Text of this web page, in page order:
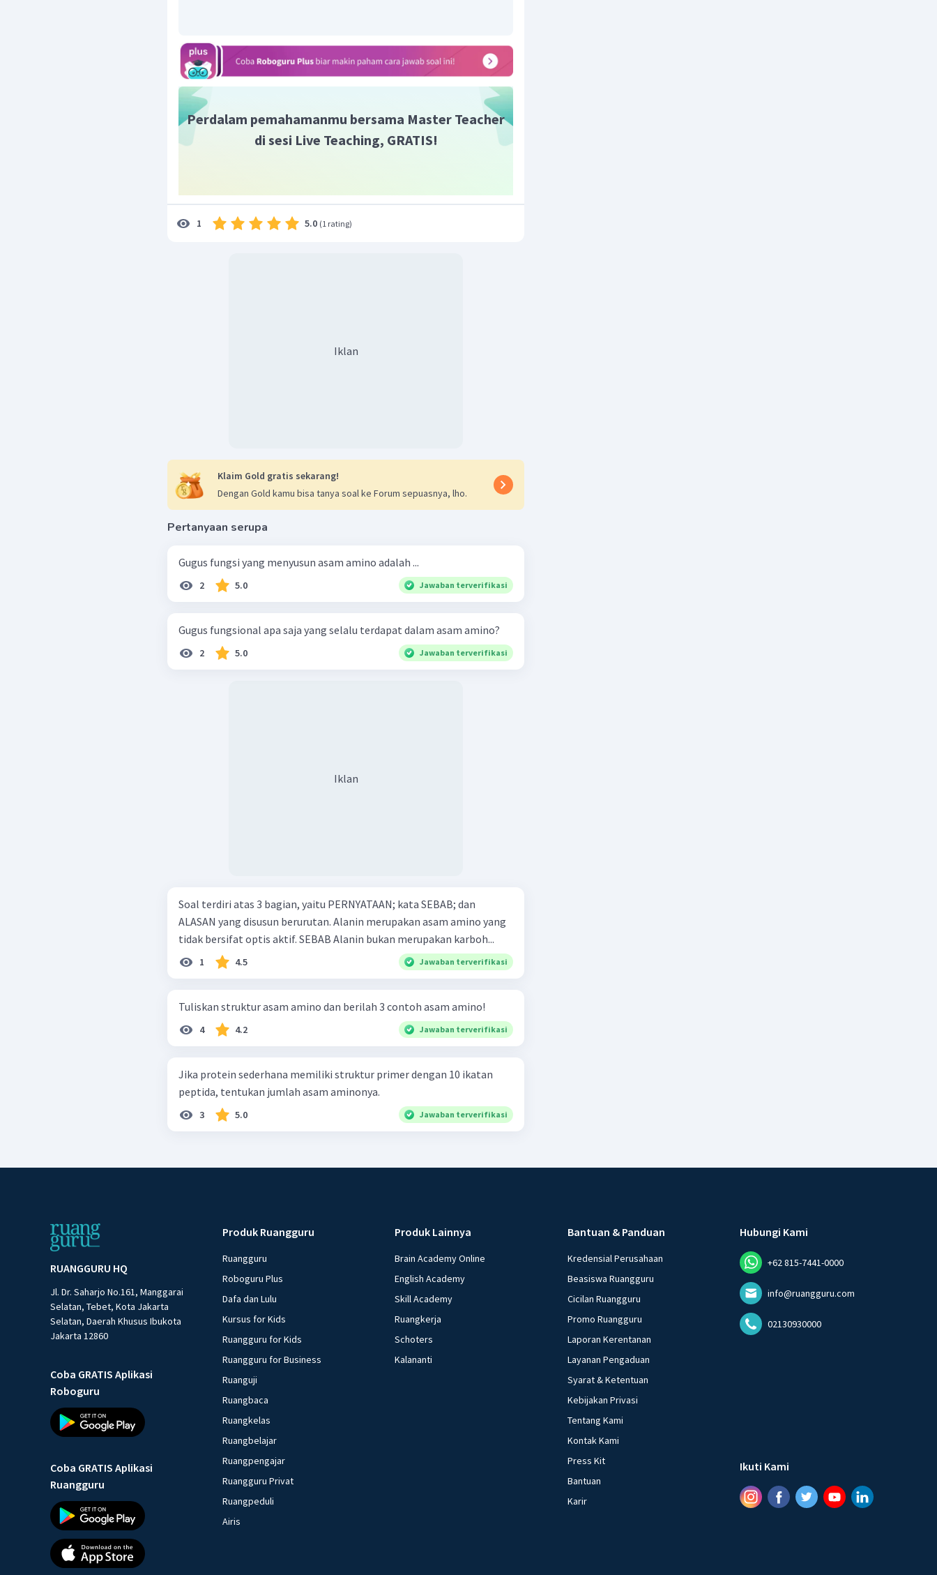
Perdalam pemahamanmu bersama Master Teacher
di sesi Live Teaching, GRATIS!
1 5.0 (1 rating)
Iklan
Klaim Gold gratis sekarang!
Dengan Gold kamu bisa tanya soal ke Forum sepuasnya, lho.
Pertanyaan serupa
Gugus fungsi yang menyusun asam amino adalah ...
2 5.0 Jawaban terverifikasi
Gugus fungsional apa saja yang selalu terdapat dalam asam amino?
2 5.0 Jawaban terverifikasi
Iklan
Soal terdiri atas 3 bagian, yaitu PERNYATAAN; kata SEBAB; dan
ALASAN yang disusun berurutan. Alanin merupakan asam amino yang
tidak bersifat optis aktif. SEBAB Alanin bukan merupakan karboh...
1 4.5 Jawaban terverifikasi
Tuliskan struktur asam amino dan berilah 3 contoh asam amino!
4 4.2 Jawaban terverifikasi
Jika protein sederhana memiliki struktur primer dengan 10 ikatan
peptida, tentukan jumlah asam aminonya.
3 5.0 Jawaban terverifikasi
RUANGGURU HQ
Jl. Dr. Saharjo No.161, Manggarai
Selatan, Tebet, Kota Jakarta
Selatan, Daerah Khusus Ibukota
Jakarta 12860
Coba GRATIS Aplikasi
Roboguru
Coba GRATIS Aplikasi
Ruangguru
Produk Ruangguru
Ruangguru
Roboguru Plus
Dafa dan Lulu
Kursus for Kids
Ruangguru for Kids
Ruangguru for Business
Ruanguji
Ruangbaca
Ruangkelas
Ruangbelajar
Ruangpengajar
Ruangguru Privat
Ruangpeduli
Airis
Produk Lainnya
Brain Academy Online
English Academy
Skill Academy
Ruangkerja
Schoters
Kalananti
Bantuan & Panduan
Kredensial Perusahaan
Beasiswa Ruangguru
Cicilan Ruangguru
Promo Ruangguru
Laporan Kerentanan
Layanan Pengaduan
Syarat & Ketentuan
Kebijakan Privasi
Tentang Kami
Kontak Kami
Press Kit
Bantuan
Karir
Hubungi Kami
+62 815-7441-0000
info@ruangguru.com
02130930000
Ikuti Kami